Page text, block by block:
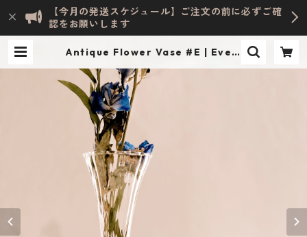
【今月の発送スケジュール】ご注文の前に必ずご確
認をお願いします
Antique Flower Vase #E | Evely
R & LIFESTYLE